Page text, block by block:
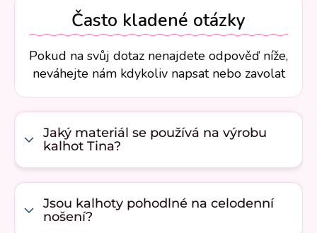
Často kladené otázky
Pokud na svůj dotaz nenajdete odpověď níže,
neváhejte nám kdykoliv napsat nebo zavolat
Jaký materiál se používá na výrobu
kalhot Tina?
Jsou kalhoty pohodlné na celodenní
nošení?